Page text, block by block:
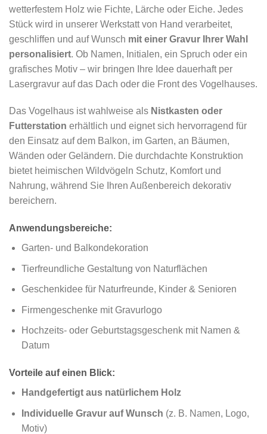
wetterfestem Holz wie Fichte, Lärche oder Eiche. Jedes
Stück wird in unserer Werkstatt von Hand verarbeitet,
geschliffen und auf Wunsch mit einer Gravur Ihrer Wahl
personalisiert. Ob Namen, Initialen, ein Spruch oder ein
grafisches Motiv – wir bringen Ihre Idee dauerhaft per
Lasergravur auf das Dach oder die Front des Vogelhauses.
Das Vogelhaus ist wahlweise als Nistkasten oder
Futterstation erhältlich und eignet sich hervorragend für
den Einsatz auf dem Balkon, im Garten, an Bäumen,
Wänden oder Geländern. Die durchdachte Konstruktion
bietet heimischen Wildvögeln Schutz, Komfort und
Nahrung, während Sie Ihren Außenbereich dekorativ
bereichern.
Anwendungsbereiche:
Garten- und Balkondekoration
Tierfreundliche Gestaltung von Naturflächen
Geschenkidee für Naturfreunde, Kinder & Senioren
Firmengeschenke mit Gravurlogo
Hochzeits- oder Geburtstagsgeschenk mit Namen &
Datum
Vorteile auf einen Blick:
Handgefertigt aus natürlichem Holz
Individuelle Gravur auf Wunsch (z. B. Namen, Logo,
Motiv)